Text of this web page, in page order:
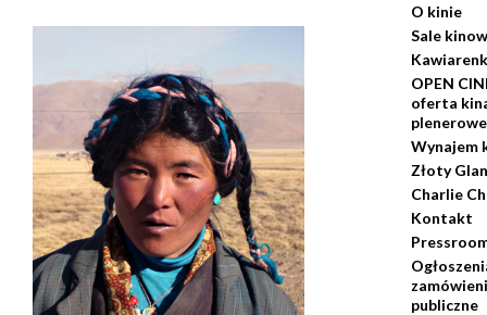
O kinie
Sale
OPEN
oferta
Wynajem
Złoty Glan
Charlie
Kontakt
publiczne